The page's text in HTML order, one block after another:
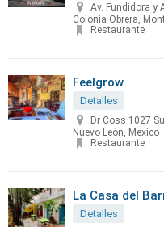
Av. Fundidora y
Colonia Obrera,
Restaurante
Feelgrow
Detalles
Dr Coss 1027
Nuevo León, Mexico
Restaurante
La Casa del
Detalles